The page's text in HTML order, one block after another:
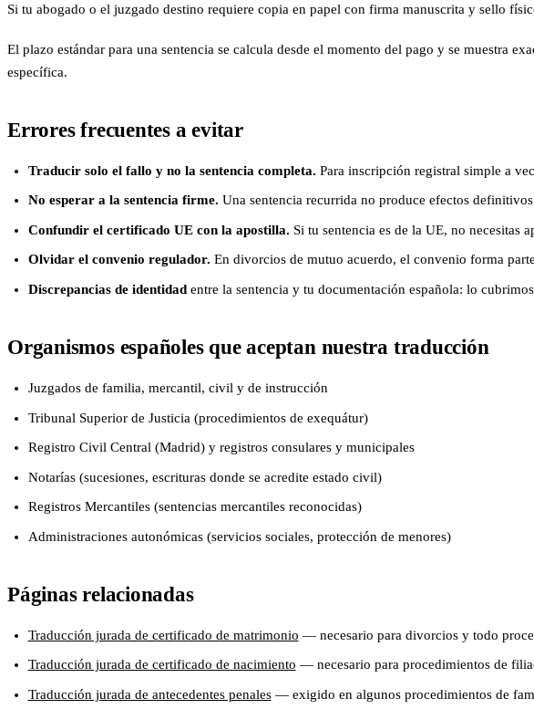
Si tu abogado o el juzgado destino requiere copia en papel con firma manuscrita y sello
El plazo estándar para una sentencia se calcula desde el momento del pago y se muestra
específica.
Errores frecuentes a evitar
Traducir solo el fallo y no la sentencia completa. Para inscripción registral simple a
No esperar a la sentencia firme. Una sentencia recurrida no produce efectos
Confundir el certificado UE con la apostilla. Si tu sentencia es de la UE, no
Olvidar el convenio regulador. En divorcios de mutuo acuerdo, el convenio forma
Discrepancias de identidadentre la sentencia y tu documentación española: lo
Organismos españoles que aceptan nuestra traducción
Juzgados de familia, mercantil, civil y de instrucción
Tribunal Superior de Justicia (procedimientos de exequátur)
Registro Civil Central (Madrid) y registros consulares y municipales
Notarías (sucesiones, escrituras donde se acredite estado civil)
Registros Mercantiles (sentencias mercantiles reconocidas)
Administraciones autonómicas (servicios sociales, protección de menores)
Páginas relacionadas
Traducción jurada de certificado de matrimonio — necesario para divorcios y todo
Traducción jurada de certificado de nacimiento — necesario para procedimientos de
Traducción jurada de antecedentes penales— exigido en algunos procedimientos de